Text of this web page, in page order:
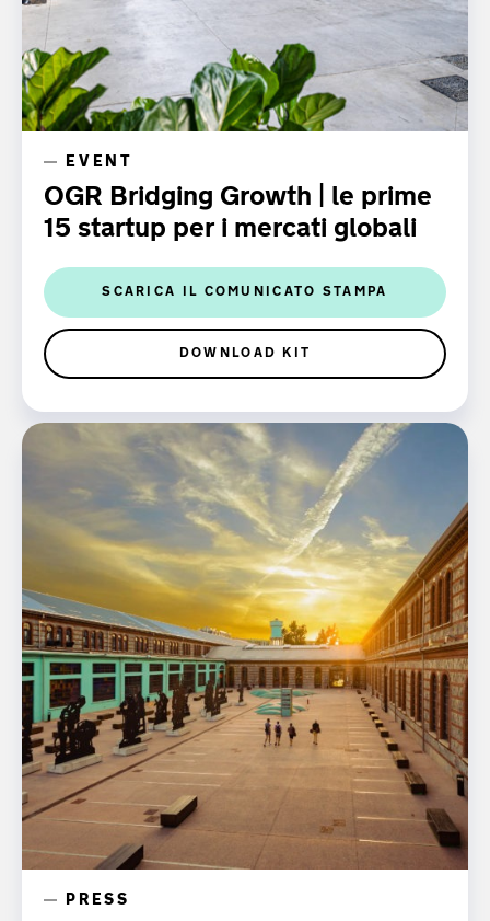
EVENT
OGR Bridging Growth | le prime
15 startup per i mercati globali
SCARICA IL COMUNICATO STAMPA
DOWNLOAD KIT
PRESS